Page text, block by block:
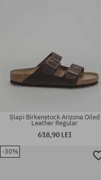
Mărimi existente:
Șlapi Birkenstock Arizona Oiled
Leather Regular
618,90 LEI
-30%